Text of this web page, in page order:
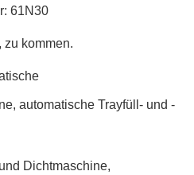
61N30
kommen.
automatische Trayfüll- und -
Dichtmaschine,